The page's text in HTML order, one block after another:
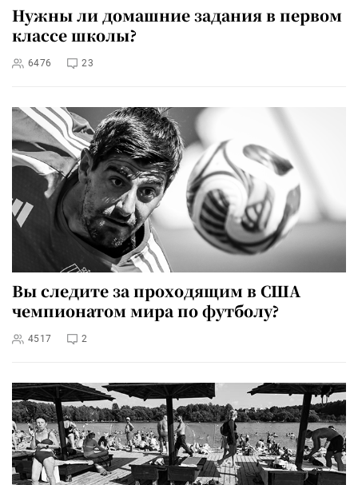
Нужны ли домашние задания в первом
классе школы?
6476 23
Вы следите за проходящим в США
чемпионатом мира по футболу?
4517 2